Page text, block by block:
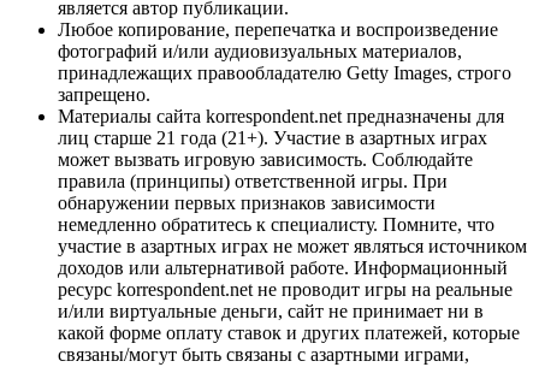
является автор публикации.
Любое копирование, перепечатка и воспроизведение
фотографий и/или аудиовизуальных материалов,
принадлежащих правообладателю Getty Images, строго
запрещено.
Материалы сайта korrespondent.net предназначены для
лиц старше 21 года (21+). Участие в азартных играх
может вызвать игровую зависимость. Соблюдайте
правила (принципы) ответственной игры. При
обнаружении первых признаков зависимости
немедленно обратитесь к специалисту. Помните, что
участие в азартных играх не может являться источником
доходов или альтернативой работе. Информационный
ресурс korrespondent.net не проводит игры на реальные
и/или виртуальные деньги, сайт не принимает ни в
какой форме оплату ставок и других платежей, которые
связаны/могут быть связаны с азартными играми,